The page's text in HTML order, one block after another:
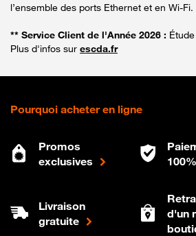
l’ensemble des ports Ethernet et en Wi-Fi.
** Service Client de l'Année 2026 :
Plus d'infos sur escda.fr
Pourquoi acheter en ligne
Promos
exclusives
Livraison
gratuite
d'un